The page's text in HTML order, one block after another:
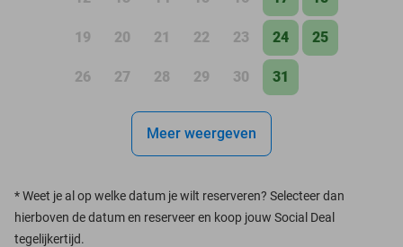
19 20 21 22 23 24 25
26 27 28 29 30 31
Meer weergeven
*Weet je al op welke datum je wilt reserveren? Selecteer dan
hierboven de datum en reserveer en koop jouw Social Deal
tegelijkertijd.